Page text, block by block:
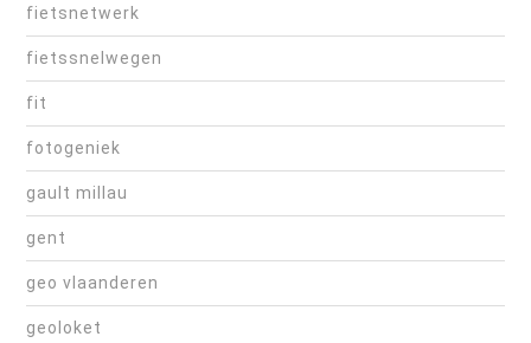
fietsnetwerk
fietssnelwegen
fit
fotogeniek
gault millau
gent
geo vlaanderen
geoloket